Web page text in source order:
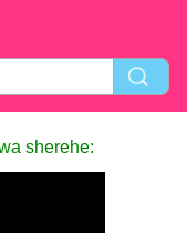
sherehe: